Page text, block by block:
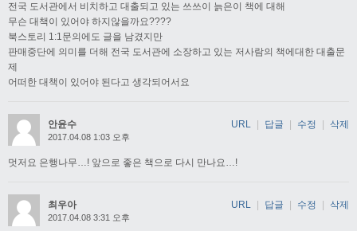
전국 도서관에서 비치하고 대출되고 있는 쓰쓰이 늙은이 책에 대해
무슨 대책이 있어야 하지않을까요????
북스토리 1:1문의에도 글을 남겼지만
판매중단에 의미를 더해 전국 도서관에 소장하고 있는 저사람의 책에대한 대출문
제
어떠한 대책이 있어야 된다고 생각되어서요
안윤수
2017.04.08 1:03 오후
멋저요 은행나무…! 앞으로 좋은 책으로 다시 만나요…!
URL | 답글 | 수정 | 삭제
최우아
2017.04.08 3:31 오후
URL | 답글 | 수정 | 삭제